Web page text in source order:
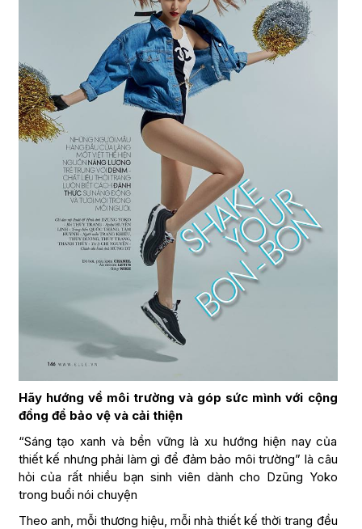
Hãy hướng về môi trường và góp sức mình với cộng
đồng để bảo vệ và cải thiện
“Sáng tạo xanh và bền vững là xu hướng hiện nay của
thiết kế nhưng phải làm gì để đảm bảo môi trường” là câu
hỏi của rất nhiều bạn sinh viên dành cho Dzũng Yoko
trong buổi nói chuyện
Theo anh, mỗi thương hiệu, mỗi nhà thiết kế thời trang đều